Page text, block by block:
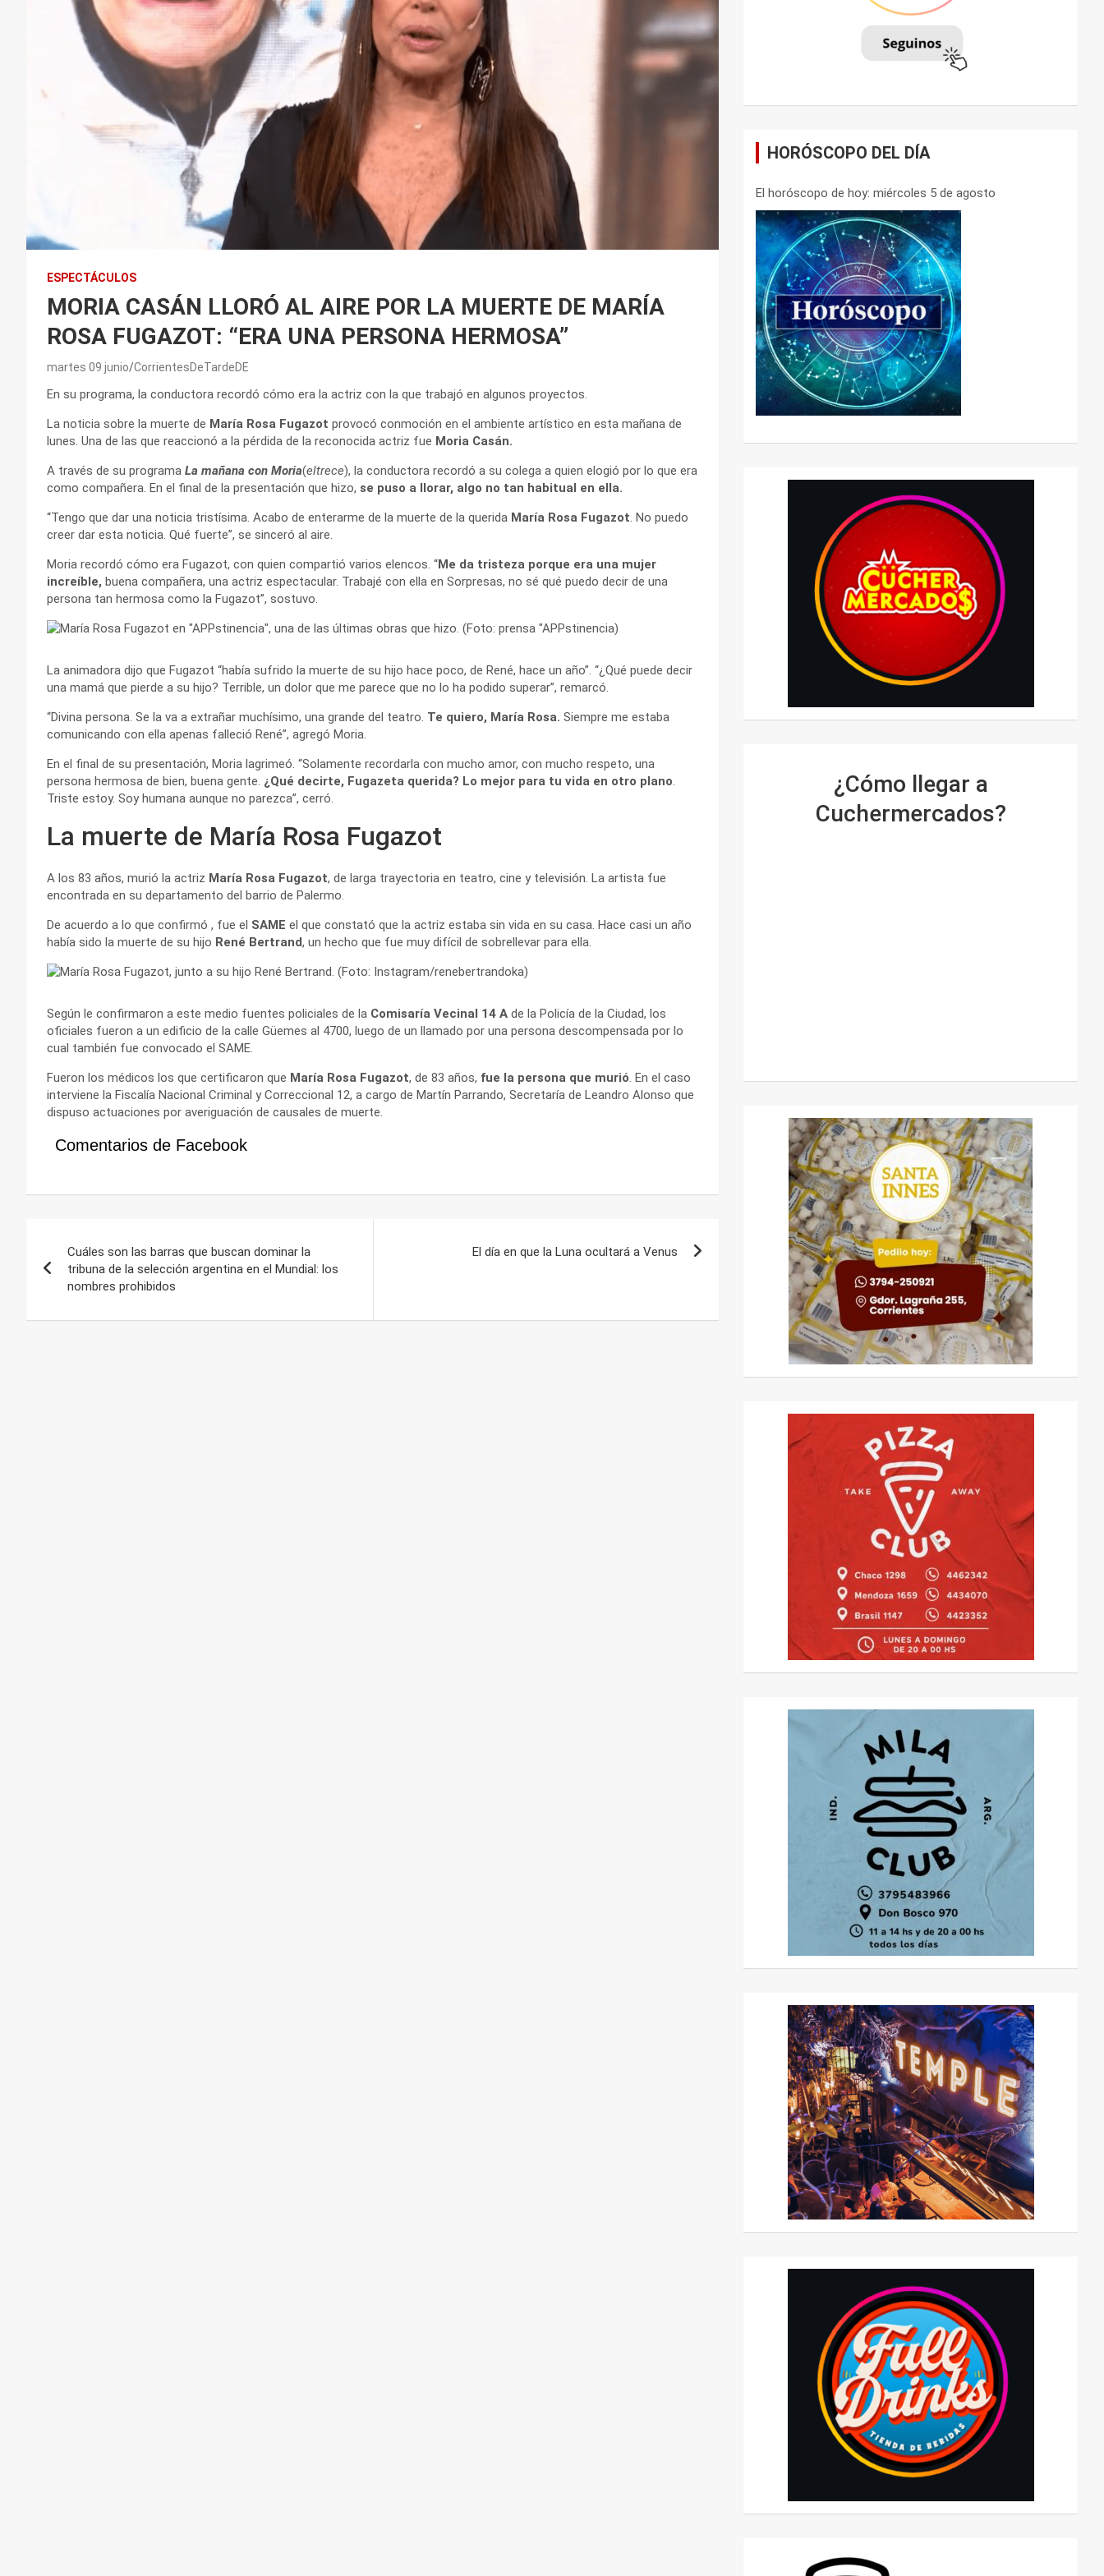
ESPECTÁCULOS
MORIA CASÁN LLORÓ AL AIRE POR LA MUERTE DE MARÍA
ROSA FUGAZOT: “ERA UNA PERSONA HERMOSA”
martes 09 junio CorrientesDeTardeDE
En su programa, la conductora recordó cómo era la actriz con la que trabajó en algunos proyectos.
La noticia sobre la muerte de María Rosa Fugazot provocó conmoción en el ambiente artístico en esta mañana de
lunes. Una de las que reaccionó a la pérdida de la reconocida actriz fue Moria Casán.
A través de su programa La mañana con Moria(eltrece), la conductora recordó a su colega a quien elogió por lo que era
como compañera. En el final de la presentación que hizo, se puso a llorar, algo no tan habitual en ella.
“Tengo que dar una noticia tristísima. Acabo de enterarme de la muerte de la querida María Rosa Fugazot. No puedo
creer dar esta noticia. Qué fuerte”, se sinceró al aire.
Moria recordó cómo era Fugazot, con quien compartió varios elencos. “Me da tristeza porque era una mujer
increíble, buena compañera, una actriz espectacular. Trabajé con ella en Sorpresas, no sé qué puedo decir de una
persona tan hermosa como la Fugazot”, sostuvo.
La animadora dijo que Fugazot “había sufrido la muerte de su hijo hace poco, de René, hace un año”. “¿Qué puede decir
una mamá que pierde a su hijo? Terrible, un dolor que me parece que no lo ha podido superar”, remarcó.
“Divina persona. Se la va a extrañar muchísimo, una grande del teatro. Te quiero, María Rosa. Siempre me estaba
comunicando con ella apenas falleció René”, agregó Moria.
En el final de su presentación, Moria lagrimeó. “Solamente recordarla con mucho amor, con mucho respeto, una
persona hermosa de bien, buena gente. ¿Qué decirte, Fugazeta querida? Lo mejor para tu vida en otro plano.
Triste estoy. Soy humana aunque no parezca”, cerró.
La muerte de María Rosa Fugazot
A los 83 años, murió la actriz María Rosa Fugazot, de larga trayectoria en teatro, cine y televisión. La artista fue
encontrada en su departamento del barrio de Palermo.
De acuerdo a lo que confirmó , fue el SAME el que constató que la actriz estaba sin vida en su casa. Hace casi un año
había sido la muerte de su hijo René Bertrand, un hecho que fue muy difícil de sobrellevar para ella.
Según le confirmaron a este medio fuentes policiales de la Comisaría Vecinal 14 A de la Policía de la Ciudad, los
oficiales fueron a un edificio de la calle Güemes al 4700, luego de un llamado por una persona descompensada por lo
cual también fue convocado el SAME.
Fueron los médicos los que certificaron que María Rosa Fugazot, de 83 años, fue la persona que murió. En el caso
interviene la Fiscalía Nacional Criminal y Correccional 12, a cargo de Martín Parrando, Secretaría de Leandro Alonso que
dispuso actuaciones por averiguación de causales de muerte.
Comentarios de Facebook
de
entradas
Cuáles son las barras que buscan dominar la
tribuna de la selección argentina en el Mundial: los
nombres prohibidos
El día en que la Luna ocultará a Venus
HORÓSCOPO DEL DÍA
El horóscopo de hoy: miércoles 5 de agosto
¿Cómo llegar a
Cuchermercados?